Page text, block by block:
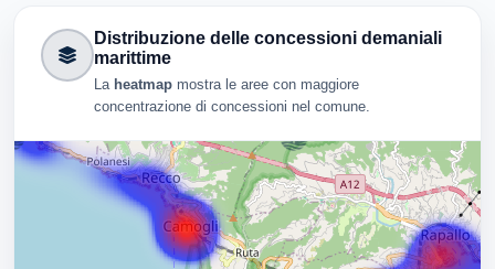
Distribuzione delle concessioni demaniali
marittime
La heatmap mostra le aree con maggiore
concentrazione di concessioni nel comune.